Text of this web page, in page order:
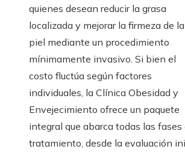
quienes desean reducir la grasa
localizada y mejorar la firmeza de la
piel mediante un procedimiento
mínimamente invasivo. Si bien el
costo fluctúa según factores
individuales, la Clínica Obesidad y
Envejecimiento ofrece un paquete
integral que abarca todas las fases
tratamiento, desde la evaluación